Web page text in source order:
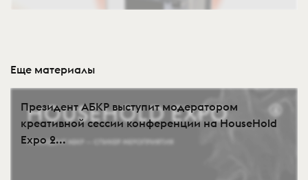
Еще материалы
Президент АБКР выступит модератором
креативной сессии конференции на HouseHold
Expo 2...